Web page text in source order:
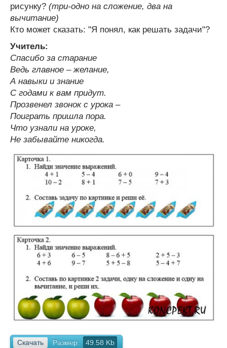
рисунку? (три-одно на сложение, два на
вычитание)
Кто может сказать: "Я понял, как решать задачи"?
Учитель:
Спасибо за старание
Ведь главное – желание,
А навыки и знание
С годами к вам придут.
Прозвенел звонок с урока –
Поиграть пришла пора.
Что узнали на уроке,
Не забывайте никогда.
Скачать Размер: 49.58 Kb